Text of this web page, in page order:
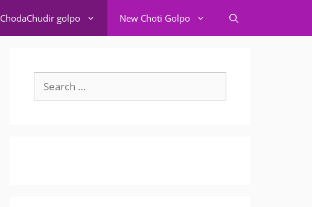
ChodaChudir golpo New Choti Golpo
for: